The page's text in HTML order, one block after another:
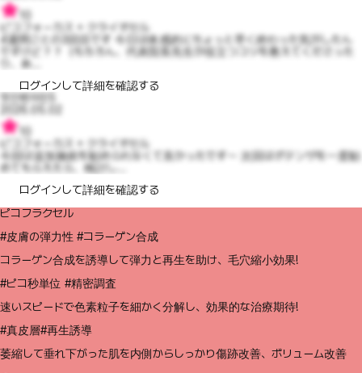
ピコフォーカス + クライオセル
4週間ごとの3回目です 今日は体感的にちょっと早く終わった気がしたん
ですけど？？（もちろん、代表院長先生が役立つコツを教えてくださった
り、あ...
ログインして詳細を確認する
멋진벤자민5
ピコフォーカス + クライオセル
今回は追加施術を勧められなくて良かったです～ 次回はポテンザを一度勧
めてもらえたら、検討し...
ログインして詳細を確認する
ピコフラクセル
#皮膚の弾力性 #コラーゲン合成
コラーゲン合成を誘導して弾力と再生を助け、毛穴縮小効果!
#ピコ秒単位 #精密調査
速いスピードで色素粒子を細かく分解し、効果的な治療期待!
#真皮層#再生誘導
萎縮して垂れ下がった肌を内側からしっかり傷跡改善、ボリューム改善